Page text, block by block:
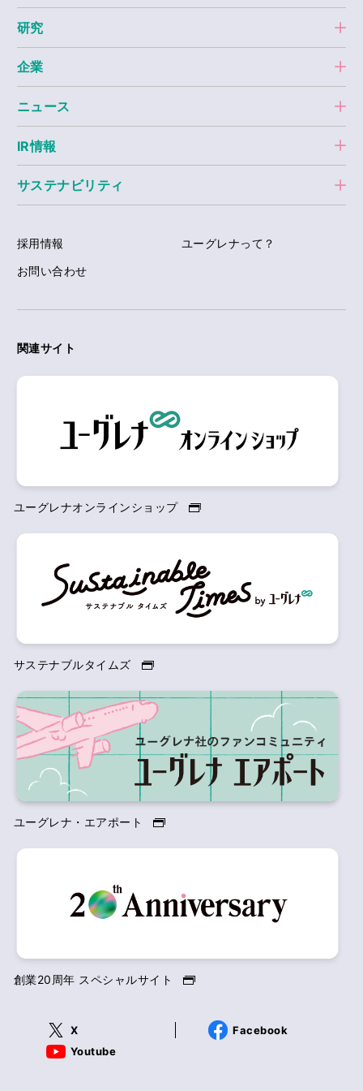
研究
企業
ニュース
IR情報
サステナビリティ
採用情報
ユーグレナって？
お問い合わせ
関連サイト
ユーグレナオンラインショップ
サステナブルタイムズ
ユーグレナ・エアポート
創業20周年 スペシャルサイト
X
Facebook
Youtube